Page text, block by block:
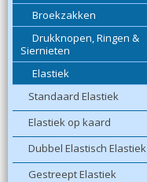
Broekzakken
Drukknopen, Ringen &
Siernieten
Elastiek
Standaard Elastiek
Elastiek op kaard
Dubbel Elastisch Elastiek
Gestreept Elastiek